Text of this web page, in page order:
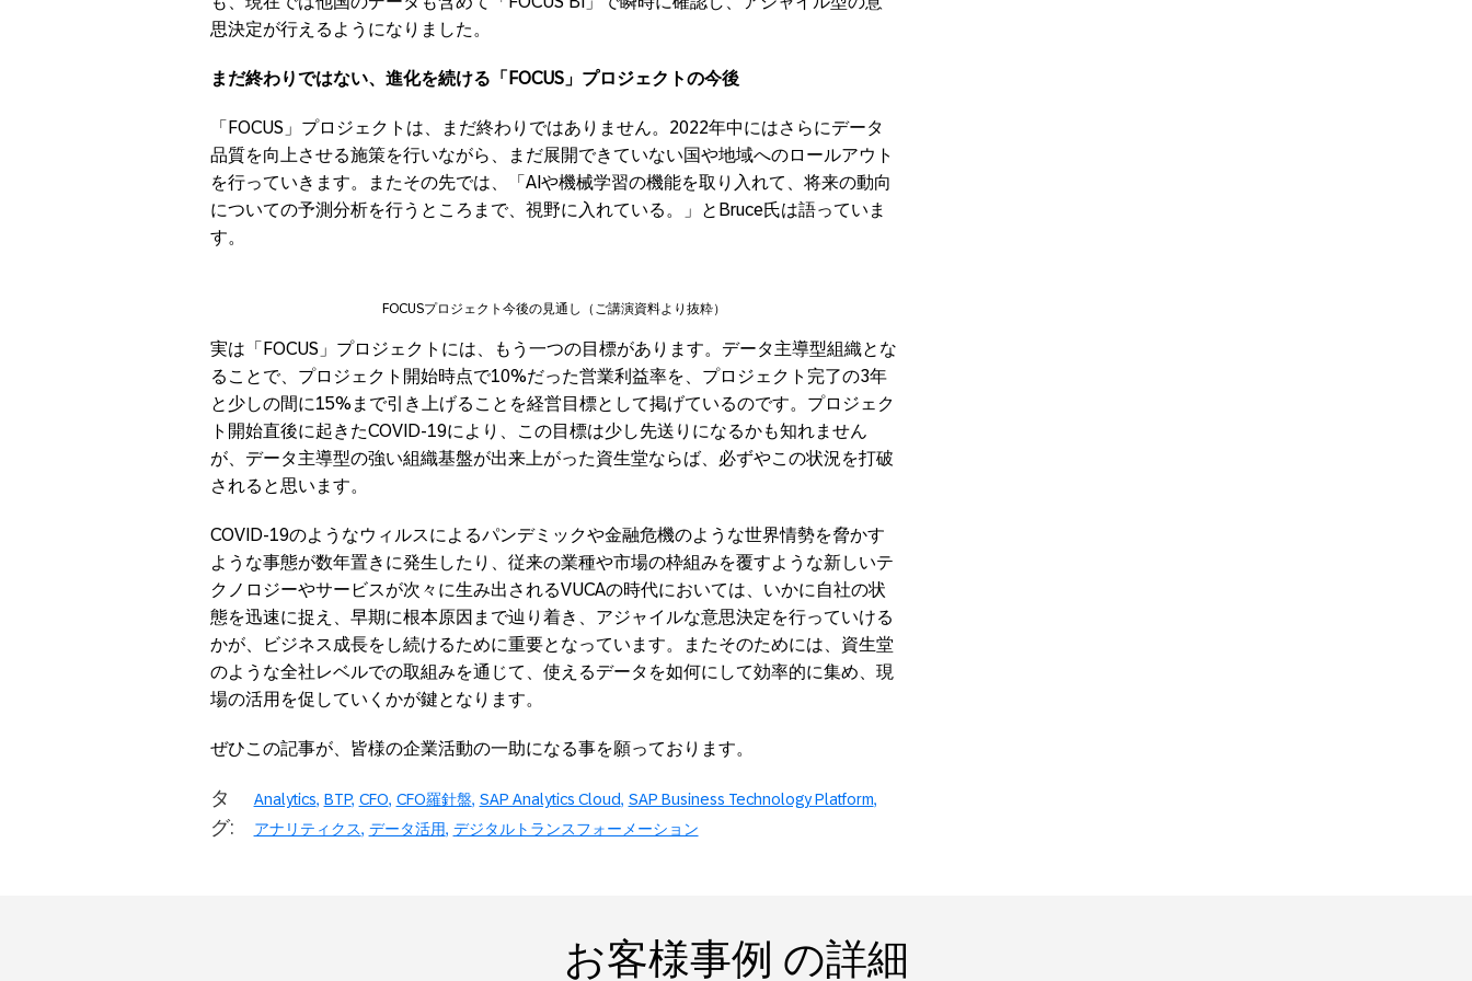
思決定が行えるようになりました。
まだ終わりではない、進化を続ける「 FOCUS」 プロジェクトの今後
「FOCUS」プロジェクトは、まだ終わりではありません。2022年中にはさらにデータ
品質を向上させる施策を行いながら、まだ展開できていない国や地域へのロールアウト
を行っていきます。またその先では、「AIや機械学習の機能を取り入れて、将来の動向
についての予測分析を行うところまで、視野に入れている。」とBruce氏は語っていま
す。
FOCUSプロジェクト今後の見通し（ご講演資料より抜粋）
実は「FOCUS」プロジェクトには、もう一つの目標があります。データ主導型組織とな
ることで、プロジェクト開始時点で10%だった営業利益率を、プロジェクト完了の3年
と少しの間に15%まで引き上げることを経営目標として掲げているのです。プロジェク
ト開始直後に起きたCOVID-19により、この目標は少し先送りになるかも知れません
が、データ主導型の強い組織基盤が出来上がった資生堂ならば、必ずやこの状況を打破
されると思います。
COVID-19のようなウィルスによるパンデミックや金融危機のような世界情勢を脅かす
ような事態が数年置きに発生したり、従来の業種や市場の枠組みを覆すような新しいテ
クノロジーやサービスが次々に生み出されるVUCAの時代においては、いかに自社の状
態を迅速に捉え、早期に根本原因まで辿り着き、アジャイルな意思決定を行っていける
かが、ビジネス成長をし続けるために重要となっています。またそのためには、資生堂
のような全社レベルでの取組みを通じて、使えるデータを如何にして効率的に集め、現
場の活用を促していくかが鍵となります。
ぜひこの記事が、皆様の企業活動の一助になる事を願っております。
タ
グ:
Analytics BTP CFO CFO羅針盤 SAP Analytics Cloud SAP Business Technology Platform
アナリティクス データ活用 デジタルトランスフォーメーション
お客様事例 の詳細